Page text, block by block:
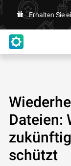
Erhalten Sie
Dateien:
schützt